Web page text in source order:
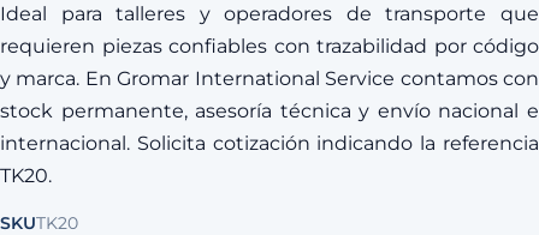
Ideal para talleres y operadores de transporte que
requieren piezas confiables con trazabilidad por código
y marca. En Gromar International Service contamos con
stock permanente, asesoría técnica y envío nacional e
internacional. Solicita cotización indicando la referencia
TK20.
SKUTK20